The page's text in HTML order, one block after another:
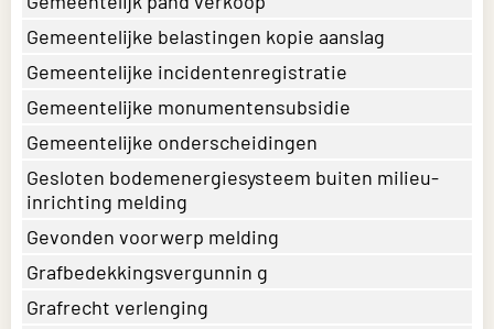
Gemeentelijke belastingen kopie aanslag
Gemeentelijke incidentenregistratie
Gemeentelijke monumentensubsidie
Gemeentelijke onderscheidingen
Gesloten bodemenergiesysteem buiten milieu-
inrichting melding
Gevonden voorwerp melding
Grafbedekkingsvergunnin g
Grafrecht verlenging